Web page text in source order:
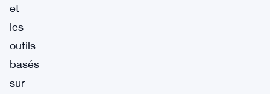
et
les
outils
basés
sur